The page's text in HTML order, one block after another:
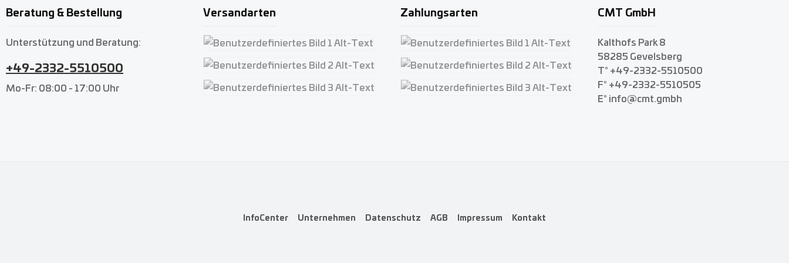
Beratung & Bestellung
Unterstützung und Beratung:
+49-2332-5510500
Mo-Fr: 08:00 - 17:00 Uhr
Versandarten
Benutzerdefiniertes Bild 1
Benutzerdefiniertes Bild 2
Zahlungsarten
Benutzerdefiniertes Bild 1
Benutzerdefiniertes Bild 2
CMT GmbH
Kalthofs Park 8
58285 Gevelsberg
T° +49-2332-5510500
F° +49-2332-5510505
E° info@cmt.gmbh
InfoCenter Unternehmen Datenschutz AGB Impressum Kontakt